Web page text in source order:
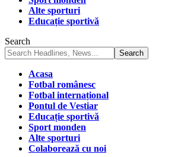
Alte sporturi
Educație sportivă
Search
Acasa
Fotbal românesc
Fotbal internațional
Pontul de Vestiar
Educație sportivă
Sport monden
Alte sporturi
Colaborează cu noi